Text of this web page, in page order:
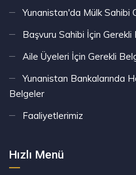
Yunanistan'da Mülk Sahibi
Başvuru Sahibi İçin Gerekli
Aile Üyeleri İçin Gerekli
Yunanistan Bankalarında
Belgeler
Faaliyetlerimiz
Hızlı Menü